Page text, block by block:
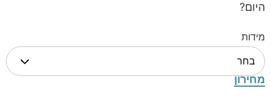
היום?
מידות
מחירון